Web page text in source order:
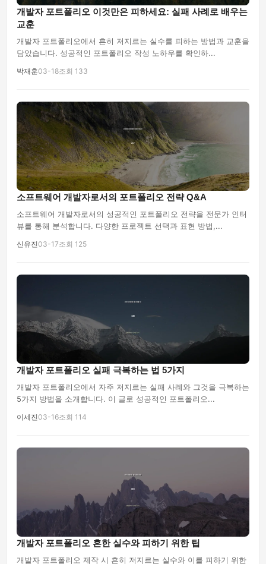
개발자 포트폴리오 이것만은 피하세요: 실패 사례로 배우는
교훈
개발자 포트폴리오에서 흔히 저지르는 실수를 피하는 방법과 교훈을
담았습니다. 성공적인 포트폴리오 작성 노하우를 확인하...
박재훈03-18조회 133
소프트웨어 개발자로서의 포트폴리오 전략 Q&A
소프트웨어 개발자로서의 성공적인 포트폴리오 전략을 전문가 인터
뷰를 통해 분석합니다. 다양한 프로젝트 선택과 표현 방법,...
신유진03-17조회 125
개발자 포트폴리오 실패 극복하는 법 5가지
개발자 포트폴리오에서 자주 저지르는 실패 사례와 그것을 극복하는
5가지 방법을 소개합니다. 이 글로 성공적인 포트폴리오...
이세진03-16조회 114
개발자 포트폴리오 흔한 실수와 피하기 위한 팁
개발자 포트폴리오 제작 시 흔히 저지르는 실수와 이를 피하기 위한